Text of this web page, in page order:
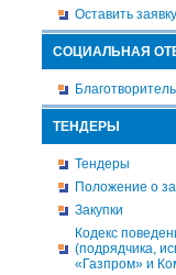
Оставить
СОЦИАЛЬНАЯ
ТЕНДЕРЫ
Тендеры
Положение о
Закупки
Кодекс
(подрядчика,
«Газпром» и